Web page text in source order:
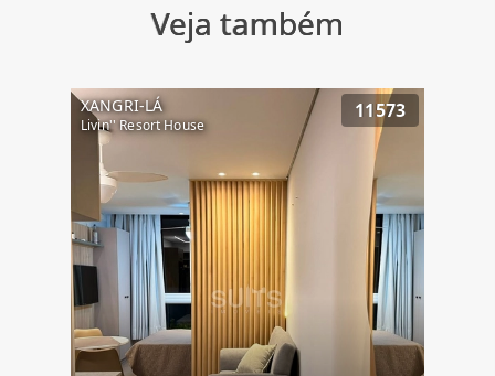
Veja também
XANGRI-LÁ
Livin'' Resort House
11573